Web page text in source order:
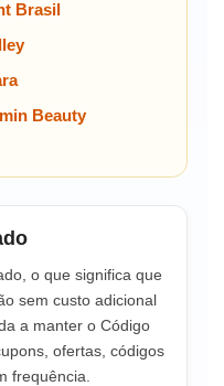
Brasil
Beauty
o que significa que
sem custo adicional
a manter o Código
ofertas, códigos
frequência.